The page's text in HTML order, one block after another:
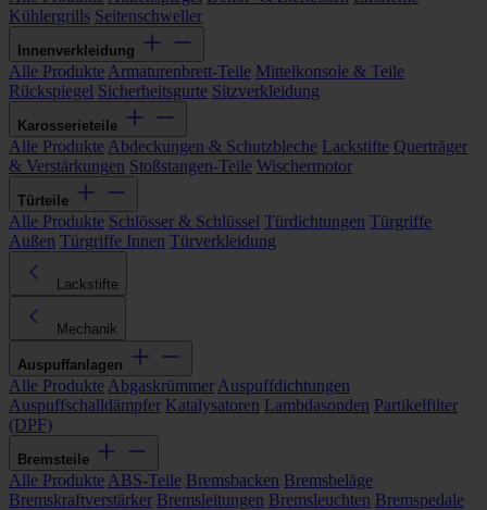
Kühlergrills Seitenschweller
Innenverkleidung
Alle Produkte Armaturenbrett-Teile Mittelkonsole & Teile
Rückspiegel Sicherheitsgurte Sitzverkleidung
Karosserieteile
Alle Produkte Abdeckungen & Schutzbleche Lackstifte Querträger
& Verstärkungen Stoßstangen-Teile Wischermotor
Türteile
Alle Produkte Schlösser & Schlüssel Türdichtungen Türgriffe
Außen Türgriffe Innen Türverkleidung
Lackstifte
Mechanik
Auspuffanlagen
Alle Produkte Abgaskrümmer Auspuffdichtungen
Auspuffschalldämpfer Katalysatoren Lambdasonden Partikelfilter
(DPF)
Bremsteile
Alle Produkte ABS-Teile Bremsbacken Bremsbeläge
Bremskraftverstärker Bremsleitungen Bremsleuchten Bremspedale